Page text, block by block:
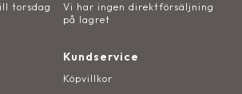
torsdag
Vi har ingen direktförsäljning
på lagret
Kundservice
Köpvillkor